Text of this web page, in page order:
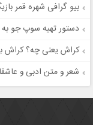
بیو گرافی شهره قمر
دستور تهیه سوپ جو
کراش یعنی چه؟ کراش
شعر و متن ادبی و